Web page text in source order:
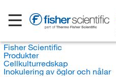
Fisher Scientific
Produkter
Cellkulturredskap
Inokulering av öglor och nålar